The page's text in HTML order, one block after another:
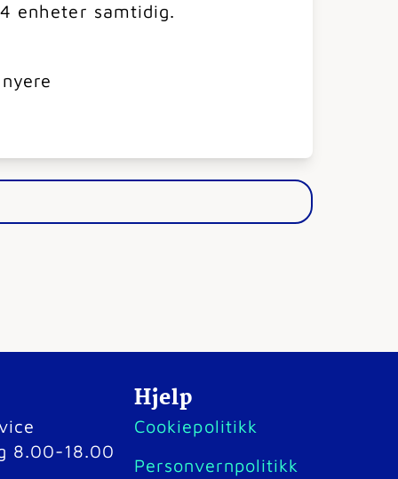
enheter samtidig.
8.00-18.00
Hjelp
Cookiepolitikk
Personvernpolitikk